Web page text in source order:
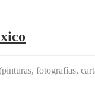
fotografías,